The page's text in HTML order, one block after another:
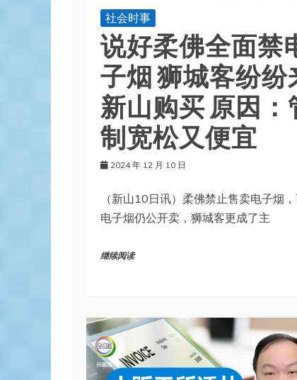
社会时事
说好柔佛全面禁
子烟 狮城客纷纷
新山购买 原因：
制宽松又便宜
2024 年 12 月 10 日
（新山10日讯）柔佛禁止售卖电子烟
电子烟仍公开卖，狮城客更成了主
继续阅读